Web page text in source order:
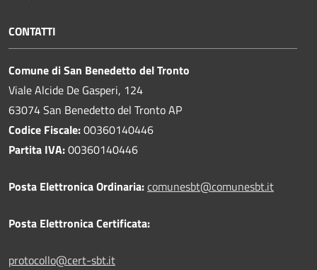
CONTATTI
Comune di San Benedetto del Tronto
Viale Alcide De Gasperi, 124
63074 San Benedetto del Tronto AP
Codice Fiscale:00360140446
Partita IVA:00360140446
Posta Elettronica Ordinaria:comunesbt@comunesbt.it
Posta Elettronica Certificata:
protocollo@cert-sbt.it